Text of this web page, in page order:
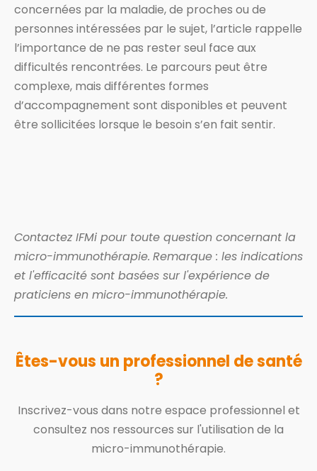
concernées par la maladie, de proches ou de
personnes intéressées par le sujet, l’article rappelle
l’importance de ne pas rester seul face aux
difficultés rencontrées. Le parcours peut être
complexe, mais différentes formes
d’accompagnement sont disponibles et peuvent
être sollicitées lorsque le besoin s’en fait sentir.
Contactez IFMi pour toute question concernant la
micro-immunothérapie. Remarque : les indications
et l'efficacité sont basées sur l'expérience de
praticiens en micro-immunothérapie.
Êtes-vous un professionnel de santé
?
Inscrivez-vous dans notre espace professionnel et
consultez nos ressources sur l'utilisation de la
micro-immunothérapie.